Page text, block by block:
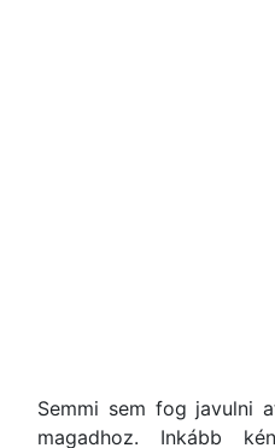
Semmi sem fog javulni
magadhoz. Inkább